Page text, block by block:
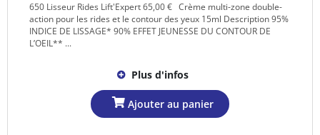
650 Lisseur Rides Lift'Expert 65,00 € Crème multi-zone double-
action pour les rides et le contour des yeux 15ml Description 95%
INDICE DE LISSAGE* 90% EFFET JEUNESSE DU CONTOUR DE
L’OEIL** ...
Plus d'infos